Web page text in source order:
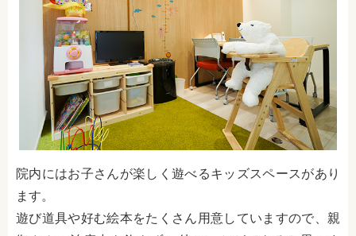
院内にはお子さんが楽しく遊べるキッズスペースがあり
ます。
遊び道具や好む絵本をたくさん用意していますので、親